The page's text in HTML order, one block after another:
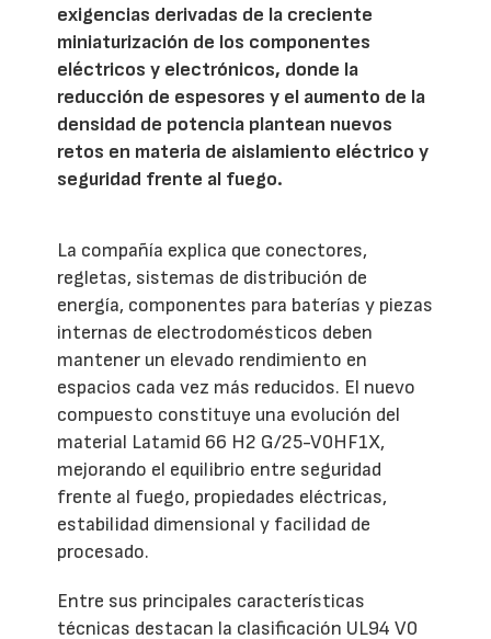
exigencias derivadas de la creciente
miniaturización de los componentes
eléctricos y electrónicos, donde la
reducción de espesores y el aumento de la
densidad de potencia plantean nuevos
retos en materia de aislamiento eléctrico y
seguridad frente al fuego.
La compañía explica que conectores,
regletas, sistemas de distribución de
energía, componentes para baterías y piezas
internas de electrodomésticos deben
mantener un elevado rendimiento en
espacios cada vez más reducidos. El nuevo
compuesto constituye una evolución del
material Latamid 66 H2 G/25-V0HF1X,
mejorando el equilibrio entre seguridad
frente al fuego, propiedades eléctricas,
estabilidad dimensional y facilidad de
procesado.
Entre sus principales características
técnicas destacan la clasificación UL94 V0